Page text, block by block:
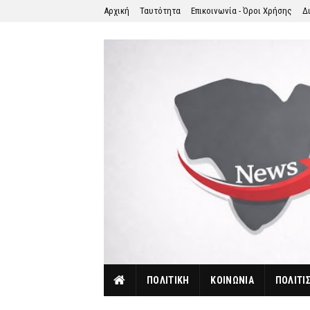
Αρχική Ταυτότητα Επικοινωνία - Όροι Χρήσης
ΠΟΛΙΤΙΚΗ ΚΟΙΝΩΝΙΑ